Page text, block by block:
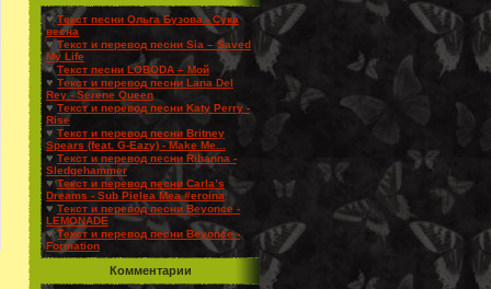
♥ Текст песни Ольга Бузова - Сука
весна
♥Текст и перевод песни Sia – Saved
My Life
♥Текст песни LOBODA – Мой
♥ Текст и перевод песни Lana Del
Rey - Serene Queen
♥ Текст и перевод песни Katy Perry -
Rise
♥ Текст и перевод песни Britney
Spears (feat. G-Eazy) - Make Me...
♥ Текст и перевод песни Rihanna -
Sledgehammer
♥Текст и перевод песни Carla’s
Dreams - Sub Pielea Mea #eroina
♥ Текст и перевод песни Beyonce -
LEMONADE
♥Текст и перевод песни Beyonce -
Formation
Комментарии